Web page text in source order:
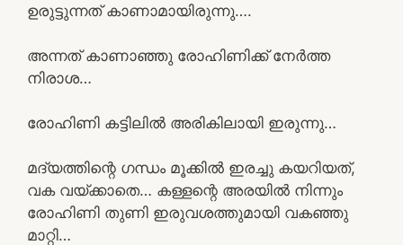
ഉരുട്ടുന്നത് കാണാമായിരുന്നു….
അന്നത് കാണാഞ്ഞു രോഹിണിക്ക് നേർത്ത
നിരാശ…
രോഹിണി കട്ടിലിൽ അരികിലായി ഇരുന്നു…
മദ്യത്തിന്റെ ഗന്ധം മൂക്കിൽ ഇരച്ചു കയറിയത്,
വക വയ്ക്കാതെ… കള്ളന്റെ അരയിൽ നിന്നും
രോഹിണി തുണി ഇരുവശത്തുമായി വകഞ്ഞു
മാറ്റി…